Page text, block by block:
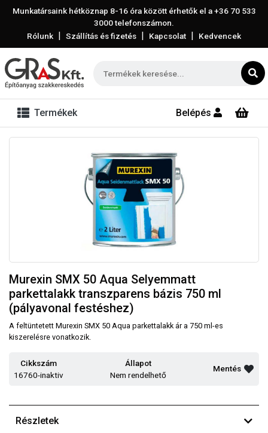
Munkatársaink hétköznap 8-16 óra között érhetők el a+36 70 533
3000telefonszámon.
Rólunk | Szállítás és fizetés | Kapcsolat | Kedvencek
Termékek Belépés
Murexin SMX 50 Aqua Selyemmatt
parkettalakk transzparens bázis 750 ml
(pályavonal festéshez)
A feltüntetett Murexin SMX 50 Aqua parkettalakk ár a 750 ml-es
kiszerelésre vonatkozik.
Cikkszám
16760-inaktiv
Állapot
Nem rendelhető
Mentés
Részletek